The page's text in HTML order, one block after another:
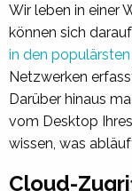
Wir leben in einer
können sich
in den
Netzwerken
Darüber hinaus
vom Desktop
wissen, was
Cloud-